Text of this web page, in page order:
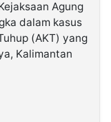
Agung
dalam kasus
(AKT) yang
Kalimantan